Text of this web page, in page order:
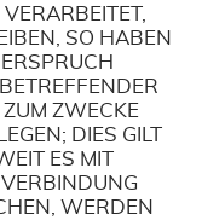
SO HABEN
ZWECKE
DIES GILT
ES MIT
WERDEN